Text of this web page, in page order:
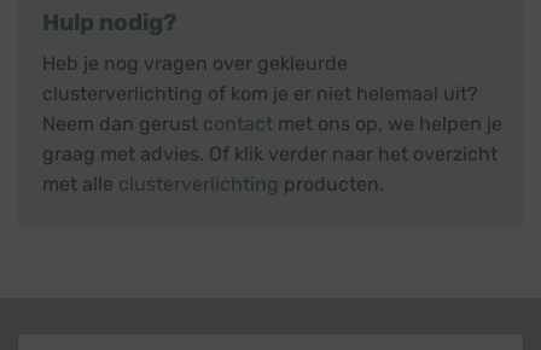
Hulp nodig?
Heb je nog vragen over gekleurde
clusterverlichting of kom je er niet helemaal uit?
Neem dan gerust contact met ons op, we helpen je
graag met advies. Of klik verder naar het overzicht
met alle clusterverlichting producten.